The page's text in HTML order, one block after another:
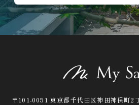
〒101-0051 東京都千代田区神田神保町2